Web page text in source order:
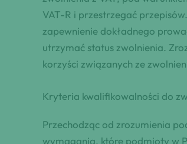
VAT-R i przestrzegać
zapewnienie dokładnego
utrzymać status zwolnienia.
korzyści związanych ze
Kryteria kwalifikowalności do
Przechodząc od zrozumienia
wymagania, które podmioty w